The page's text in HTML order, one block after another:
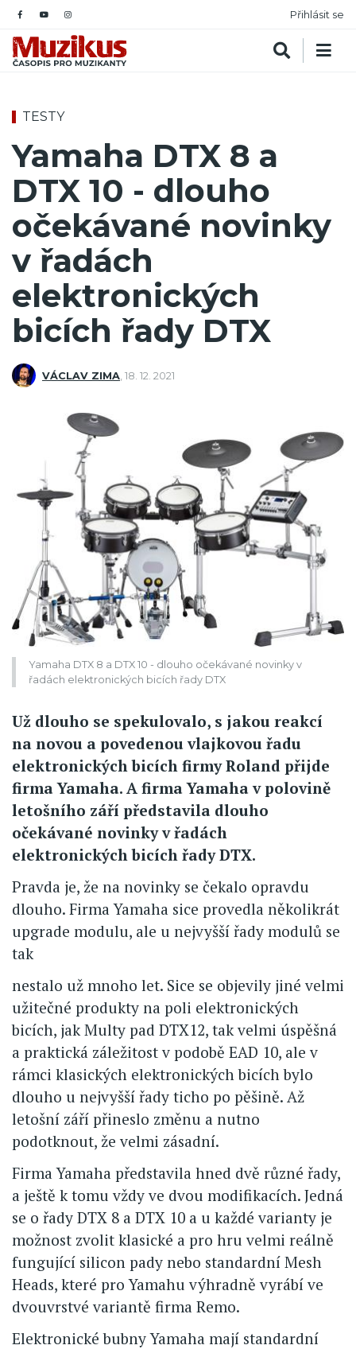
Přihlásit se
TESTY
Yamaha DTX 8 a
DTX 10 - dlouho
očekávané novinky
v řadách
elektronických
bicích řady DTX
VÁCLAV ZIMA 18. 12. 2021
Yamaha DTX 8 a DTX 10 - dlouho očekávané novinky v
řadách elektronických bicích řady DTX
Už dlouho se spekulovalo, s jakou reakcí
na novou a povedenou vlajkovou řadu
elektronických bicích firmy Roland přijde
firma Yamaha. A firma Yamaha v polovině
letošního září představila dlouho
očekávané novinky v řadách
elektronických bicích řady DTX.
Pravda je, že na novinky se čekalo opravdu
dlouho. Firma Yamaha sice provedla několikrát
upgrade modulu, ale u nejvyšší řady modulů se
tak
nestalo už mnoho let. Sice se objevily jiné velmi
užitečné produkty na poli elektronických
bicích, jak Multy pad DTX12, tak velmi úspěšná
a praktická záležitost v podobě EAD 10, ale v
rámci klasických elektronických bicích bylo
dlouho u nejvyšší řady ticho po pěšině. Až
letošní září přineslo změnu a nutno
podotknout, že velmi zásadní.
Firma Yamaha představila hned dvě různé řady,
a ještě k tomu vždy ve dvou modifikacích. Jedná
se o řady DTX 8 a DTX 10 a u každé varianty je
možnost zvolit klasické a pro hru velmi reálně
fungující silicon pady nebo standardní Mesh
Heads, které pro Yamahu výhradně vyrábí ve
dvouvrstvé variantě firma Remo.
Elektronické bubny Yamaha mají standardní